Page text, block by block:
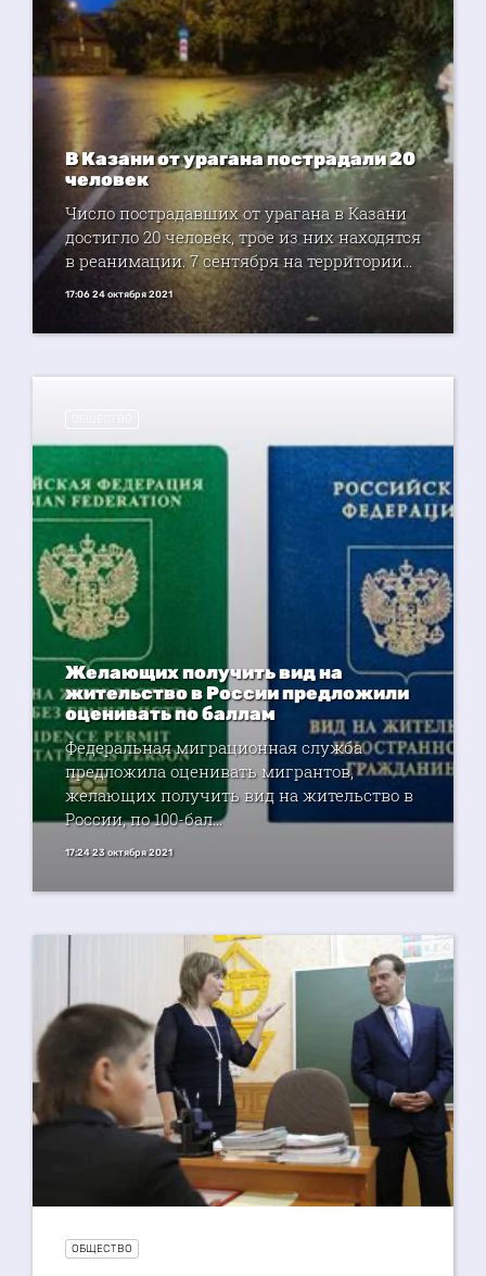
В Казани от урагана пострадали 20
человек
Число пострадавших от урагана в Казани
достигло 20 человек, трое из них находятся
в реанимации. 7 сентября на территории...
17:06 24 октября 2021
Желающих получить вид на
жительство в России предложили
оценивать по баллам
Федеральная миграционная служба
предложила оценивать мигрантов,
желающих получить вид на жительство в
России, по 100-бал...
17:24 23 октября 2021
ОБЩЕСТВО